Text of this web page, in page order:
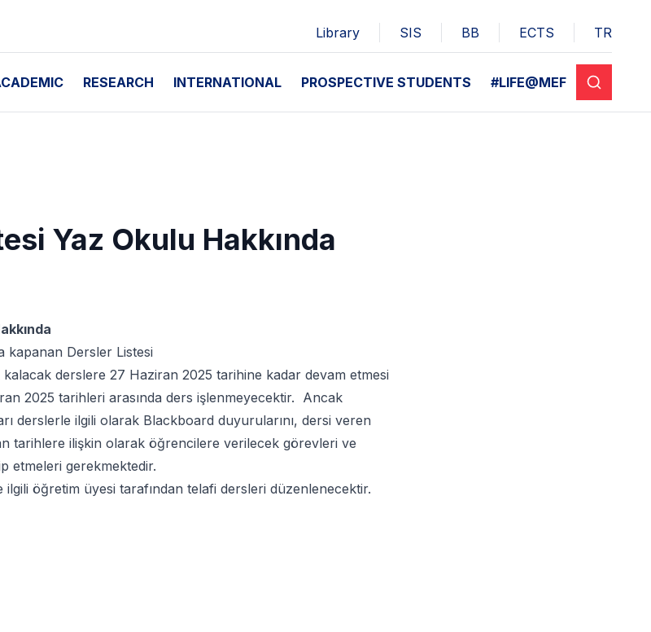
Library SIS BB ECTS TR
RESEARCH INTERNATIONAL PROSPECTIVE STUDENTS #LIFE@MEF
Yaz Okulu Hakkında
kapanan Dersler Listesi
kalacak derslere 27 Haziran 2025 tarihine kadar devam etmesi
2025 tarihleri arasında ders işlenmeyecektir. Ancak
derslerle ilgili olarak Blackboard duyurularını, dersi veren
tarihlere ilişkin olarak öğrencilere verilecek görevleri ve
etmeleri gerekmektedir.
öğretim üyesi tarafından telafi dersleri düzenlenecektir.